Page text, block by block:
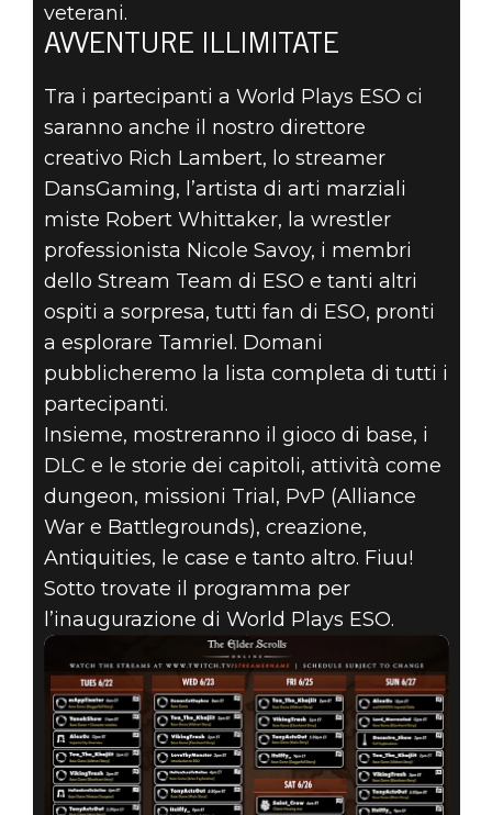
veterani.
AVVENTURE ILLIMITATE
Tra i partecipanti a World Plays ESO ci
saranno anche il nostro direttore
creativo Rich Lambert, lo streamer
DansGaming, l’artista di arti marziali
miste Robert Whittaker, la wrestler
professionista Nicole Savoy, i membri
dello Stream Team di ESO e tanti altri
ospiti a sorpresa, tutti fan di ESO, pronti
a esplorare Tamriel. Domani
pubblicheremo la lista completa di tutti i
partecipanti.
Insieme, mostreranno il gioco di base, i
DLC e le storie dei capitoli, attività come
dungeon, missioni Trial, PvP (Alliance
War e Battlegrounds), creazione,
Antiquities, le case e tanto altro. Fiuu!
Sotto trovate il programma per
l’inaugurazione di World Plays ESO.